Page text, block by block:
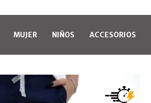
MUJER NIÑOS ACCESORIOS